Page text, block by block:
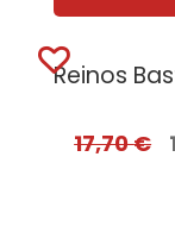
17,70€